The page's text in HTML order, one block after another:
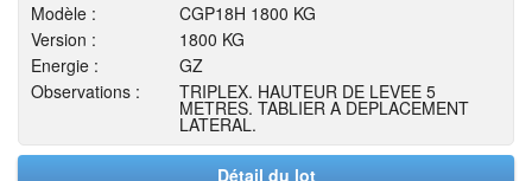
Modèle :
CGP18H 1800 KG
Version :
1800 KG
Energie :
GZ
Observations :
TRIPLEX. HAUTEUR DE LEVEE 5
METRES. TABLIER A DEPLACEMENT
LATERAL.
Détail du lot